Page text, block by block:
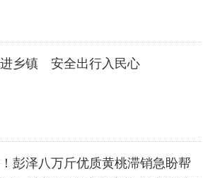
乡镇 安全出行入民心
彭泽八万斤优质黄桃滞销急盼帮